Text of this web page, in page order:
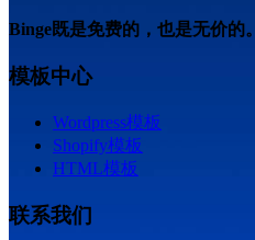
Binge既是免费的，也是无价的。
模板中心
Wordpress模板
Shopify模板
HTML模板
联系我们